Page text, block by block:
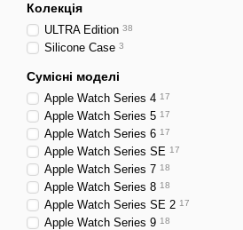
Колекція
ULTRA Edition 38
Silicone Case 3
Сумісні моделі
Apple Watch Series 4 17
Apple Watch Series 5 17
Apple Watch Series 6 17
Apple Watch Series SE 17
Apple Watch Series 7 18
Apple Watch Series 8 18
Apple Watch Series SE 2 17
Apple Watch Series 9 18